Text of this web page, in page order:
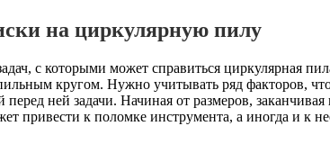
на циркулярную пилу
с которыми может справиться циркулярная
кругом. Нужно учитывать ряд факторов,
перед ней задачи. Начиная от размеров,
привести к поломке инструмента, а иногда и к